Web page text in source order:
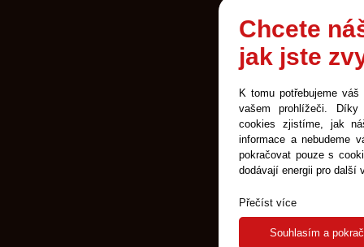
Chcete
jak jste
K tomu potřebujeme
vašem prohlížeči. Díky
cookies zjistíme, jak
informace a nebudeme
pokračovat pouze s
dodávají energii pro další
Přečíst více
Souhlasím a